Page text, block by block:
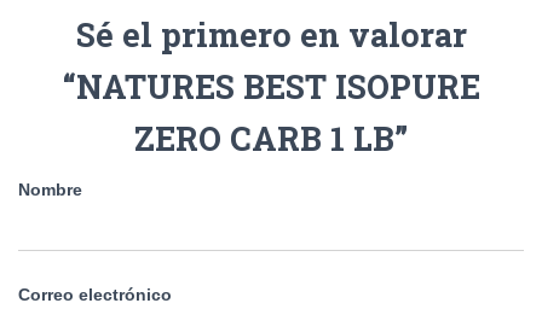
Sé el primero en valorar
“NATURES BEST ISOPURE
ZERO CARB 1 LB”
Nombre
Correo electrónico